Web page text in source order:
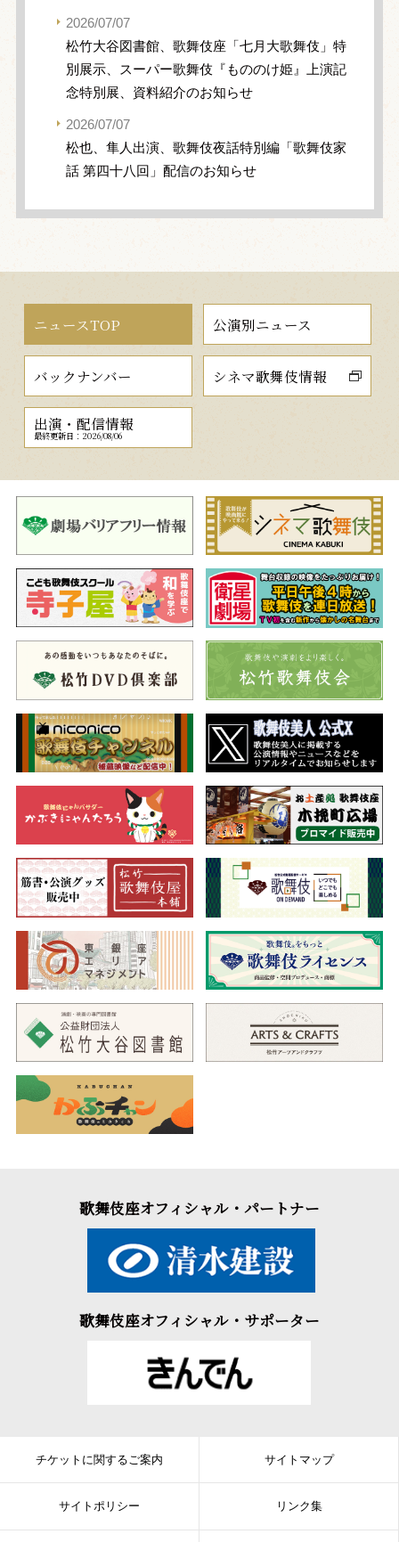
2026/07/07
松竹大谷図書館、歌舞伎座「七月大歌舞伎」特
別展示、スーパー歌舞伎『もののけ姫』上演記
念特別展、資料紹介のお知らせ
2026/07/07
松也、隼人出演、歌舞伎夜話特別編「歌舞伎家
話 第四十八回」配信のお知らせ
ニュースTOP 公演別ニュース
バックナンバー シネマ歌舞伎情報
出演・配信情報
最終更新日：2026/08/06
歌舞伎座オフィシャル・パートナー
歌舞伎座オフィシャル・サポーター
チケットに関するご案内 サイトマップ
サイトポリシー リンク集